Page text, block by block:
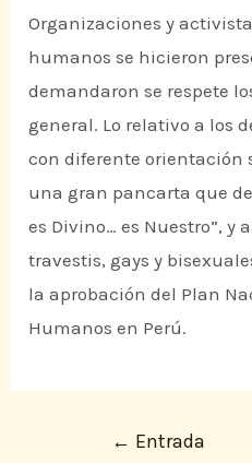
Organizaciones y
humanos se hicieron
demandaron se respete
general. Lo relativo a los
con diferente orientación
una gran pancarta que
es Divino… es Nuestro”, y
travestis, gays y
la aprobación del Plan
Humanos en Perú.
← Entrada